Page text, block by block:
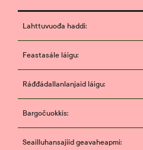
Lahttuvuođa haddi:
Feastasále láigu:
Ráđđádallanlanjaid láigu:
Bargočuokkis:
Seailluhansajiid geavaheapmi: